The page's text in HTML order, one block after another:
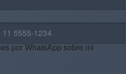
por WhatsApp sobre mi